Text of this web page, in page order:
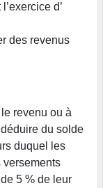
d’
des revenus
revenu ou à
du solde
duquel les
versements
5 % de leur